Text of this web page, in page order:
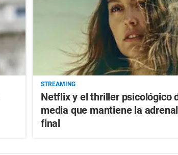
STREAMING
Netflix y el thriller psicológico
media que mantiene la
final